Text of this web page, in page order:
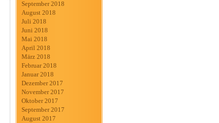
September 2018
August 2018
Juli 2018
Juni 2018
Mai 2018
April 2018
März 2018
Februar 2018
Januar 2018
Dezember 2017
November 2017
Oktober 2017
September 2017
August 2017